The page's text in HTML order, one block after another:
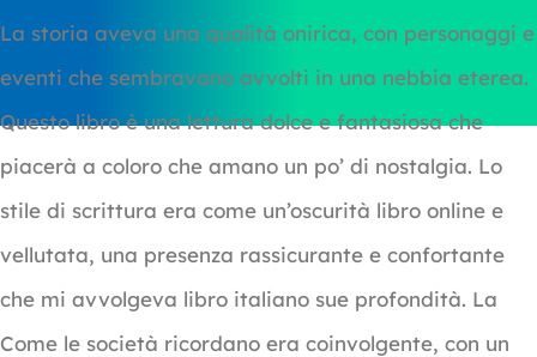
La storia aveva una qualità onirica, con personaggi e
eventi che sembravano avvolti in una nebbia eterea.
Questo libro è una lettura dolce e fantasiosa che
piacerà a coloro che amano un po’ di nostalgia. Lo
stile di scrittura era come un’oscurità libro online e
vellutata, una presenza rassicurante e confortante
che mi avvolgeva libro italiano sue profondità. La
Come le società ricordano era coinvolgente, con un